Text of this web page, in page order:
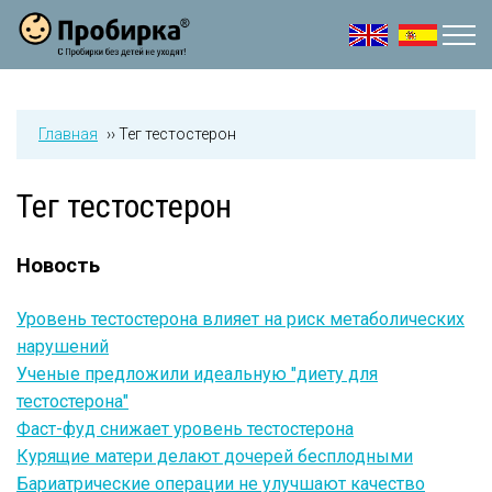
Jump to navigation
Главная ››Тег тестостерон
Тег тестостерон
Новость
Уровень тестостерона влияет на риск метаболических
нарушений
Ученые предложили идеальную "диету для
тестостерона"
Фаст-фуд снижает уровень тестостерона
Курящие матери делают дочерей бесплодными
Бариатрические операции не улучшают качество